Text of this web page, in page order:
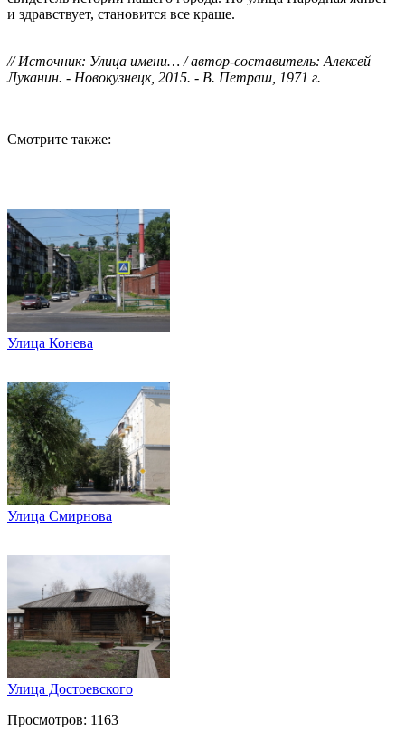
и здравствует, становится все краше.
// Источник: Улица имени… / автор-составитель: Алексей
Луканин. - Новокузнецк, 2015. - В. Петраш, 1971 г.
Смотрите также:
Улица Конева
Улица Смирнова
Улица Достоевского
Просмотров: 1163